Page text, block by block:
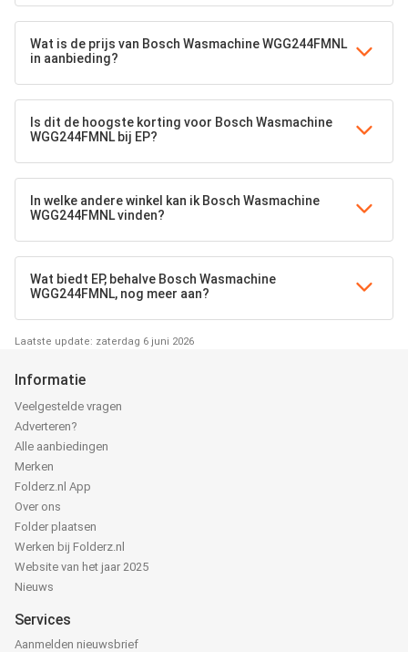
Wat is de prijs van Bosch Wasmachine WGG244FMNL
in aanbieding?
Is dit de hoogste korting voor Bosch Wasmachine
WGG244FMNL bij EP?
In welke andere winkel kan ik Bosch Wasmachine
WGG244FMNL vinden?
Wat biedt EP, behalve Bosch Wasmachine
WGG244FMNL, nog meer aan?
Laatste update: zaterdag 6 juni 2026
Informatie
Veelgestelde vragen
Adverteren?
Alle aanbiedingen
Merken
Folderz.nl App
Over ons
Folder plaatsen
Werken bij Folderz.nl
Website van het jaar 2025
Nieuws
Services
Aanmelden nieuwsbrief